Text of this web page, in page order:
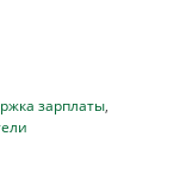
зарплаты,